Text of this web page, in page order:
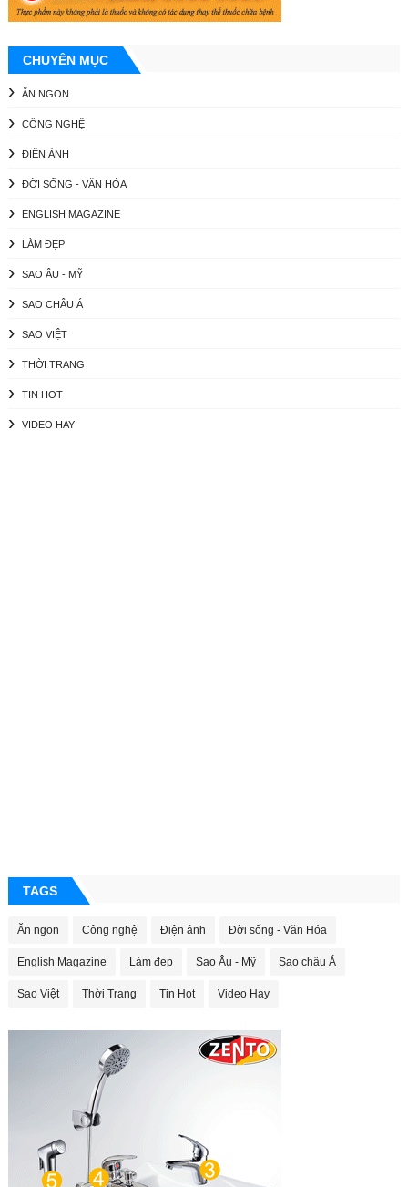
CHUYÊN MỤC
ĂN NGON
CÔNG NGHỆ
ĐIỆN ẢNH
ĐỜI SỐNG - VĂN HÓA
ENGLISH MAGAZINE
LÀM ĐẸP
SAO ÂU - MỸ
SAO CHÂU Á
SAO VIỆT
THỜI TRANG
TIN HOT
VIDEO HAY
TAGS
Ăn ngon Công nghệ Điện ảnh Đời sống - Văn Hóa
English Magazine Làm đẹp Sao Âu - Mỹ Sao châu Á
Sao Việt Thời Trang Tin Hot Video Hay